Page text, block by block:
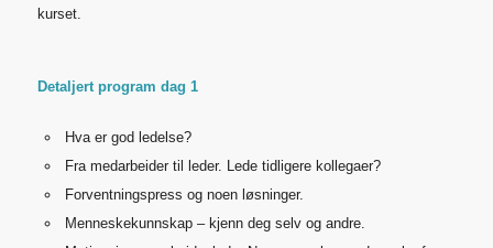
kurset.
Detaljert program dag 1
Hva er god ledelse?
Fra medarbeider til leder. Lede tidligere kollegaer?
Forventningspress og noen løsninger.
Menneskekunnskap – kjenn deg selv og andre.